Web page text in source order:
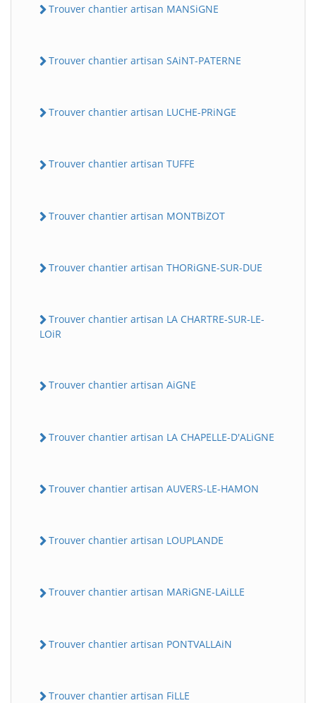
Trouver chantier artisan MANSiGNE
Trouver chantier artisan SAiNT-PATERNE
Trouver chantier artisan LUCHE-PRiNGE
Trouver chantier artisan TUFFE
Trouver chantier artisan MONTBiZOT
Trouver chantier artisan THORiGNE-SUR-DUE
Trouver chantier artisan LA CHARTRE-SUR-LE-
LOiR
Trouver chantier artisan AiGNE
Trouver chantier artisan LA CHAPELLE-D'ALiGNE
Trouver chantier artisan AUVERS-LE-HAMON
Trouver chantier artisan LOUPLANDE
Trouver chantier artisan MARiGNE-LAiLLE
Trouver chantier artisan PONTVALLAiN
Trouver chantier artisan FiLLE